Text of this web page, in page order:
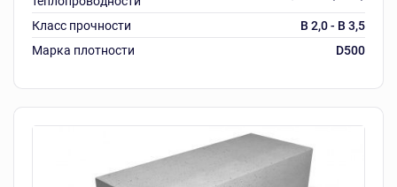
Класс прочности
B 2,0 - B 3,5
Марка плотности
D500